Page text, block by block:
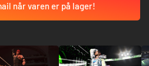
når varen er på lager!